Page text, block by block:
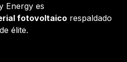
Energy es
fotovoltaico respaldado
élite.